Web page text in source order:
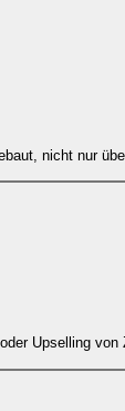
nicht nur
Upselling von